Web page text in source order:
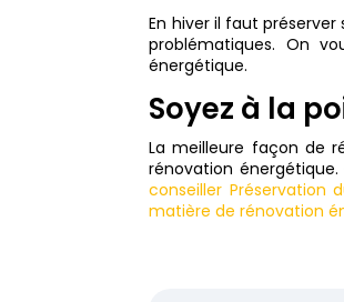
En hiver il faut
problématiques. On
énergétique.
Soyez à la
La meilleure façon de
rénovation
conseiller Préservation
matière de rénovation